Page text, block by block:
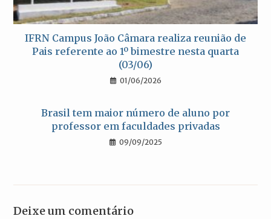
IFRN Campus João Câmara realiza reunião de
Pais referente ao 1º bimestre nesta quarta
(03/06)
01/06/2026
Brasil tem maior número de aluno por
professor em faculdades privadas
09/09/2025
Deixe um comentário